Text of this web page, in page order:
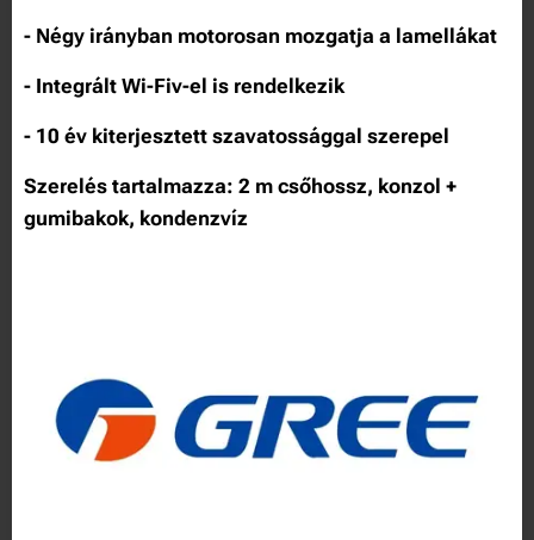
- Négy irányban motorosan mozgatja a lamellákat
- Integrált Wi-Fiv-el is rendelkezik
- 10 év kiterjesztett szavatossággal szerepel
Szerelés tartalmazza: 2 m csőhossz, konzol +
gumibakok, kondenzvíz